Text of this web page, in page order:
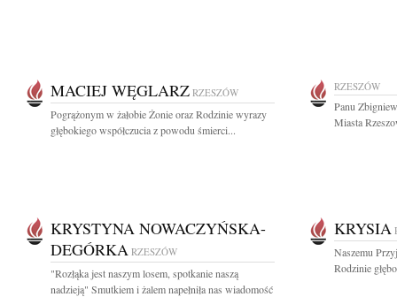
MACIEJ WĘGLARZ RZESZÓW
Pogrążonym w żałobie Żonie oraz Rodzinie wyrazy
głębokiego współczucia z powodu śmierci...
RZESZÓW
Panu
Miasta
KRYSTYNA NOWACZYŃSKA-
DEGÓRKA RZESZÓW
"Rozłąka jest naszym losem, spotkanie naszą
nadzieją" Smutkiem i żalem napełniła nas wiadomość
KRYSIA
Naszemu
Rodzinie